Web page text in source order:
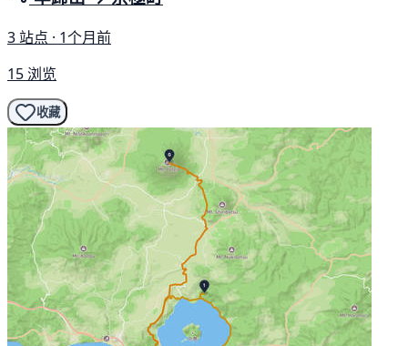
3 站点 · 1个月前
15 浏览
收藏